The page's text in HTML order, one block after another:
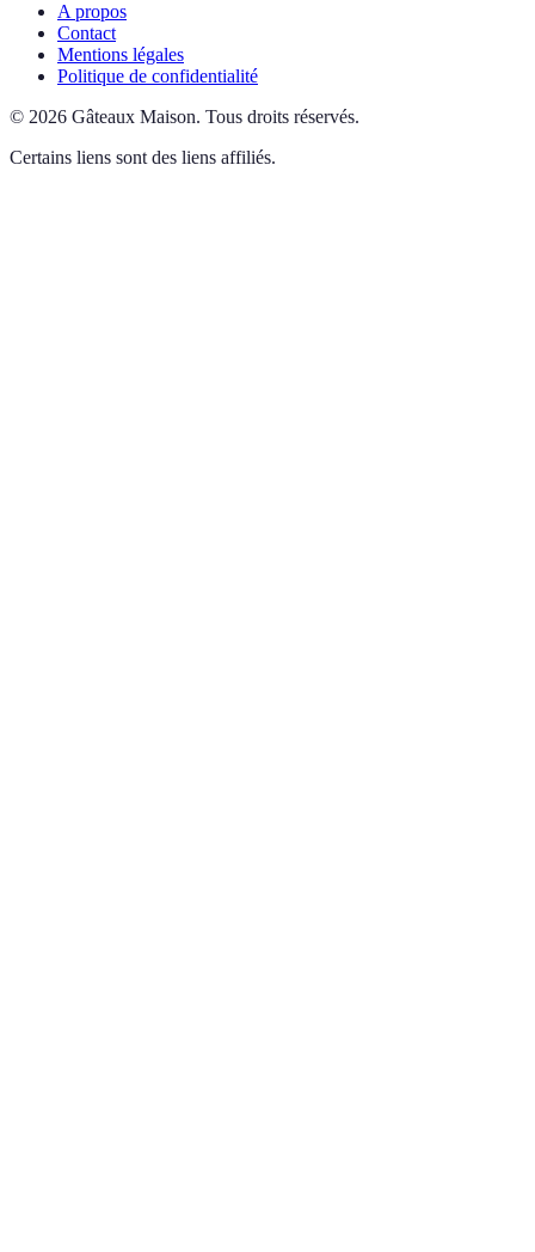
A propos
Contact
Mentions légales
Politique de confidentialité
© 2026 Gâteaux Maison. Tous droits réservés.
Certains liens sont des liens affiliés.